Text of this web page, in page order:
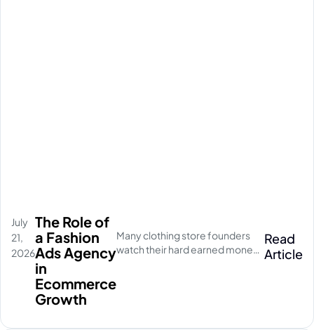
The Role of
a Fashion
Ads Agency
in
Ecommerce
Growth
July
21,
2026
Many clothing store founders
watch their hard earned money
Read
Article